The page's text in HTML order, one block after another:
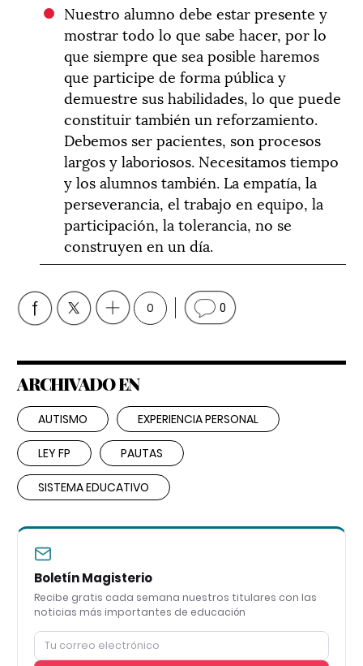
Nuestro alumno debe estar presente y
mostrar todo lo que sabe hacer, por lo
que siempre que sea posible haremos
que participe de forma pública y
demuestre sus habilidades, lo que puede
constituir también un reforzamiento.
Debemos ser pacientes, son procesos
largos y laboriosos. Necesitamos tiempo
y los alumnos también. La empatía, la
perseverancia, el trabajo en equipo, la
participación, la tolerancia, no se
construyen en un día.
0 0
ARCHIVADO EN
AUTISMO EXPERIENCIA PERSONAL
LEY FP PAUTAS
SISTEMA EDUCATIVO
Boletín Magisterio
Recibe gratis cada semana nuestros titulares con las
noticias más importantes de educación